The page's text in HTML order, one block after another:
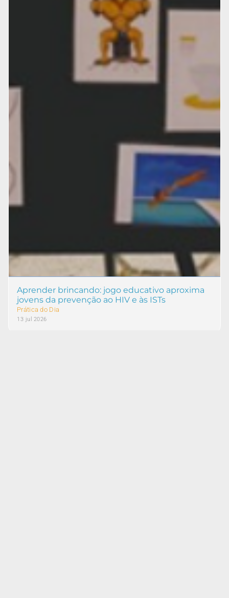
Aprender brincando: jogo educativo aproxima
jovens da prevenção ao HIV e às ISTs
Prática do Dia
13 jul 2026